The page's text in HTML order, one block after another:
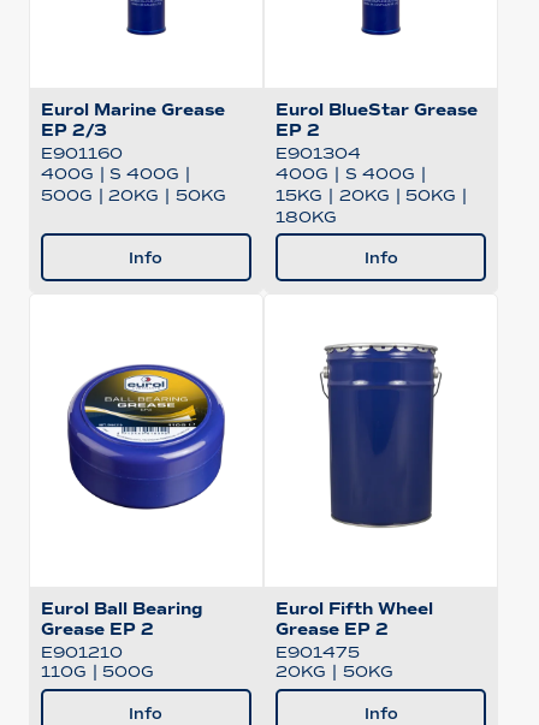
Eurol Marine Grease
EP 2/3
E901160
400G | S 400G |
500G | 20KG | 50KG
Info
Eurol BlueStar Grease
EP 2
E901304
400G | S 400G |
15KG | 20KG | 50KG |
180KG
Info
Eurol Ball Bearing
Grease EP 2
E901210
110G
500G
Info
Eurol Fifth Wheel
Grease EP 2
E901475
20KG
50KG
Info